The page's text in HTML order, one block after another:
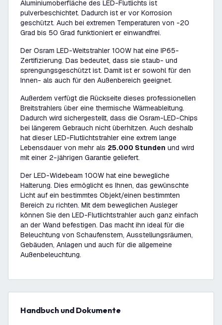
Aluminiumoberfläche des LED-Flutlichts ist
pulverbeschichtet. Dadurch ist er vor Korrosion
geschützt. Auch bei extremen Temperaturen von -20
Grad bis 50 Grad funktioniert er einwandfrei.
Der Osram LED-Weitstrahler 100W hat eine IP65-
Zertifizierung. Das bedeutet, dass sie staub- und
sprengungsgeschützt ist. Damit ist er sowohl für den
Innen- als auch für den Außenbereich geeignet.
Außerdem verfügt die Rückseite dieses professionellen
Breitstrahlers über eine thermische Wärmeableitung.
Dadurch wird sichergestellt, dass die Osram-LED-Chips
bei längerem Gebrauch nicht überhitzen. Auch deshalb
hat dieser LED-Flutlichtstrahler eine extrem lange
Lebensdauer von mehr als 25.000 Stunden und wird
mit einer 2-jährigen Garantie geliefert.
Der LED-Widebeam 100W hat eine bewegliche
Halterung. Dies ermöglicht es Ihnen, das gewünschte
Licht auf ein bestimmtes Objekt/einen bestimmten
Bereich zu richten. Mit dem beweglichen Ausleger
können Sie den LED-Flutlichtstrahler auch ganz einfach
an der Wand befestigen. Das macht ihn ideal für die
Beleuchtung von Schaufenstern, Ausstellungsräumen,
Gebäuden, Anlagen und auch für die allgemeine
Außenbeleuchtung.
Handbuch und Dokumente